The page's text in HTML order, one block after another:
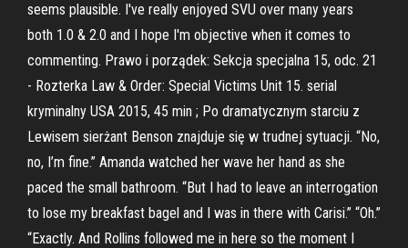
seems plausible. I've really enjoyed SVU over many years
both 1.0 & 2.0 and I hope I'm objective when it comes to
commenting. Prawo i porządek: Sekcja specjalna 15, odc. 21
- Rozterka Law & Order: Special Victims Unit 15. serial
kryminalny USA 2015, 45 min ; Po dramatycznym starciu z
Lewisem sierżant Benson znajduje się w trudnej sytuacji. “No,
no, I’m fine.” Amanda watched her wave her hand as she
paced the small bathroom. “But I had to leave an interrogation
to lose my breakfast bagel and I was in there with Carisi.” “Oh.”
“Exactly. And Rollins followed me in here so the moment I